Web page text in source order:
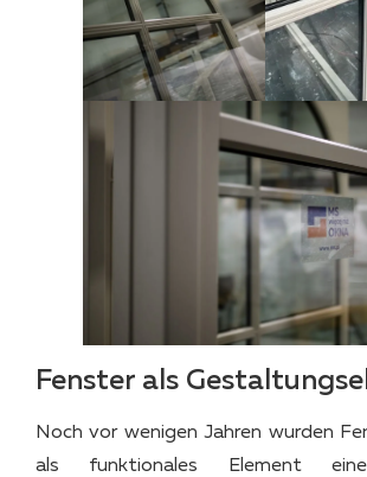
Fenster als
Noch vor wenigen Jahren wurden
als funktionales Element